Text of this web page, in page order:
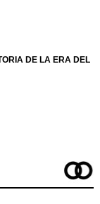
DE LA ERA DEL